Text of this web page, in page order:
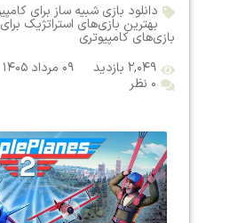
دانلود بازی شبیه ساز برای
بهترین بازی‌های استراتژیک برای
بازی‌های کامپیوتری
۲,۰۴۹ بازدید
۰۹ مرداد ۱۴۰۵
۰ نظر